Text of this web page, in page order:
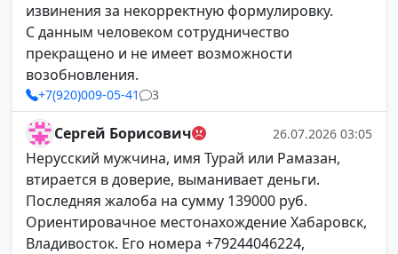
извинения за некорректную формулировку.
С данным человеком сотрудничество
прекращено и не имеет возможности
возобновления.
+7(920)009-05-41 3
Сергей Борисович 26.07.2026 03:05
Нерусский мужчина, имя Турай или Рамазан,
втирается в доверие, выманивает деньги.
Последняя жалоба на сумму 139000 руб.
Ориентировачное местонахождение Хабаровск,
Владивосток. Его номера +79244046224,